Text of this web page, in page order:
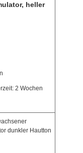
heller
2 Wochen